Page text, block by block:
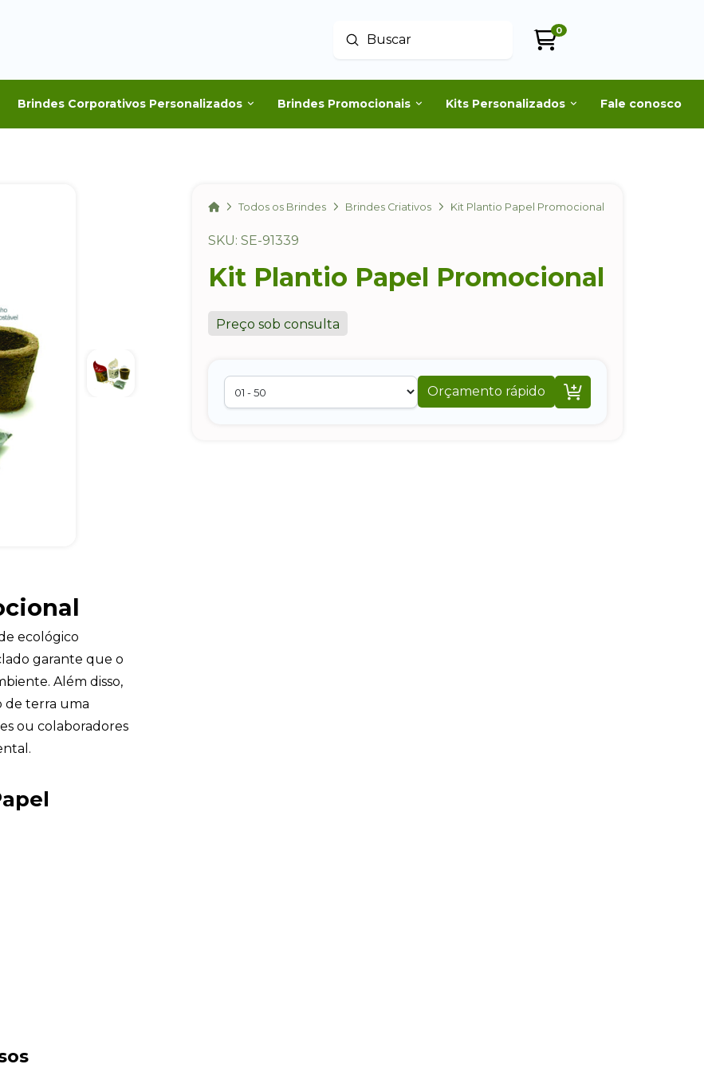
Buscar
Enviar
0
Brindes Corporativos Personalizados Brindes Promocionais Kits Personalizados Fale conosco
HomeTodos os Brindes Brindes Criativos Kit Plantio Papel Promocional
SKU: SE-91339
Kit Plantio Papel Promocional
Preço sob consulta
Orçamento rápido 
ecológico
garante que o
Além disso,
de terra uma
ou colaboradores